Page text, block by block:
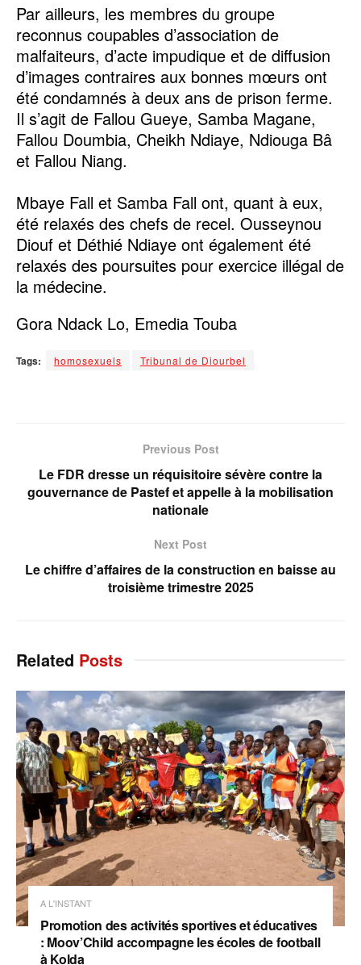
Par ailleurs, les membres du groupe
reconnus coupables d’association de
malfaiteurs, d’acte impudique et de diffusion
d’images contraires aux bonnes mœurs ont
été condamnés à deux ans de prison ferme.
Il s’agit de Fallou Gueye, Samba Magane,
Fallou Doumbia, Cheikh Ndiaye, Ndiouga Bâ
et Fallou Niang.
Mbaye Fall et Samba Fall ont, quant à eux,
été relaxés des chefs de recel. Ousseynou
Diouf et Déthié Ndiaye ont également été
relaxés des poursuites pour exercice illégal de
la médecine.
Gora Ndack Lo, Emedia Touba
Tags: homosexuels Tribunal de Diourbel
Previous Post
Le FDR dresse un réquisitoire sévère contre la
gouvernance de Pastef et appelle à la mobilisation
nationale
Next Post
Le chiffre d’affaires de la construction en baisse au
troisième trimestre 2025
Related Posts
A L'INSTANT
Promotion des activités sportives et éducatives
: Moov’Child accompagne les écoles de football
à Kolda